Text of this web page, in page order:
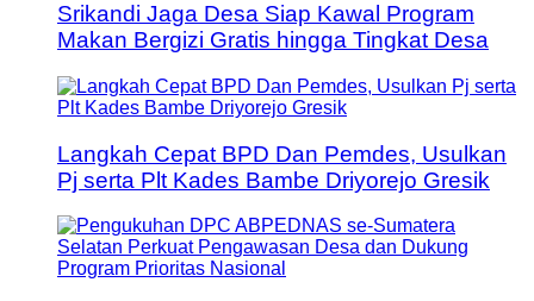
Srikandi Jaga Desa Siap Kawal Program
Makan Bergizi Gratis hingga Tingkat Desa
Langkah Cepat BPD Dan Pemdes, Usulkan
Pj serta Plt Kades Bambe Driyorejo Gresik